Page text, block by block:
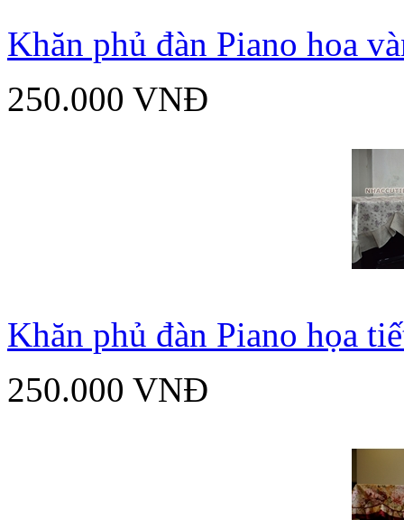
Khăn phủ đàn Piano hoa
250.000 VNĐ
Khăn phủ đàn Piano họa
250.000 VNĐ